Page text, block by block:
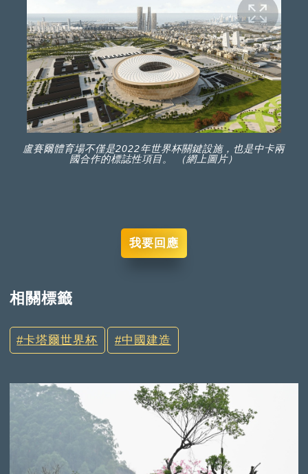
盧賽爾體育場不僅是2022年世界杯關鍵設施，也是中卡兩
國合作的標誌性項目。 （網上圖片）
我要回應
相關標籤
卡塔爾世界杯 中國建造